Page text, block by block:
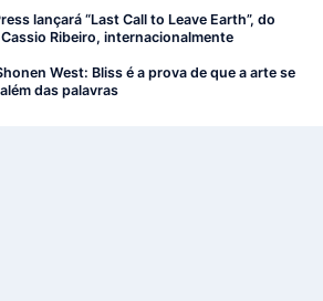
lançará “Last Call to Leave Earth”, do
Ribeiro, internacionalmente
West: Bliss é a prova de que a arte se
das palavras